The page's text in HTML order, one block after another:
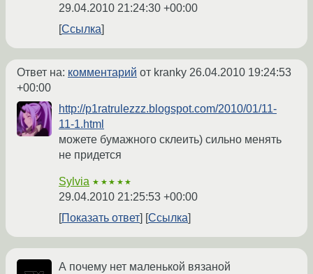
29.04.2010 21:24:30 +00:00
Ссылка
Ответ на: комментарий от kranky 26.04.2010 19:24:53
+00:00
http://p1ratrulezzz.blogspot.com/2010/01/11-
11-1.html
можете бумажного склеить) сильно менять
не придется
Sylvia ★★★★★
29.04.2010 21:25:53 +00:00
Показать ответ
Ссылка
А почему нет маленькой вязаной